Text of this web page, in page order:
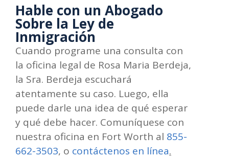
Hable con un Abogado
Sobre la Ley de
Inmigración
Cuando programe una consulta con
la oficina legal de Rosa Maria Berdeja,
la Sra. Berdeja escuchará
atentamente su caso. Luego, ella
puede darle una idea de qué esperar
y qué debe hacer. Comuníquese con
nuestra oficina en Fort Worth al 855-
662-3503, o contáctenos en línea.